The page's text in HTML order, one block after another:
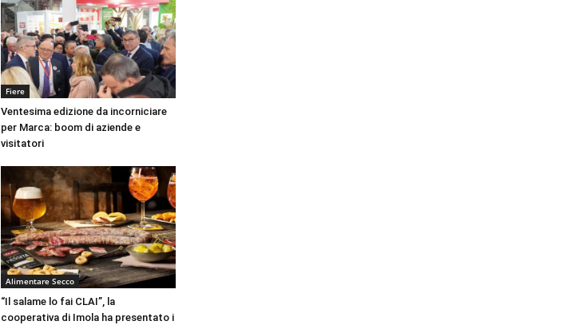
Fiere
Ventesima edizione da incorniciare
per Marca: boom di aziende e
visitatori
Alimentare Secco
“Il salame lo fai CLAI”, la
cooperativa di Imola ha presentato i